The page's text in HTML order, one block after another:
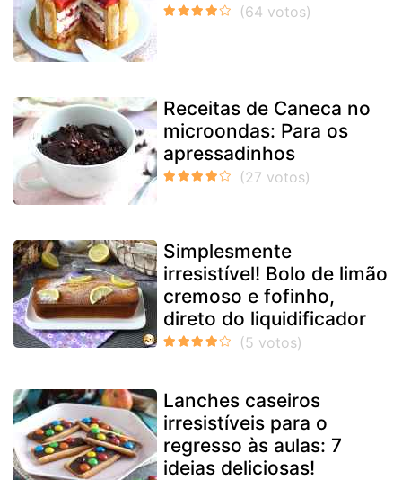
Receitas de Caneca no
microondas: Para os
apressadinhos
Simplesmente
irresistível! Bolo de limão
cremoso e fofinho,
direto do liquidificador
Lanches caseiros
irresistíveis para o
regresso às aulas: 7
ideias deliciosas!